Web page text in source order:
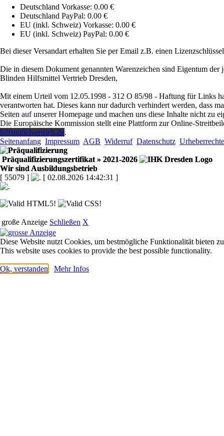
Deutschland Vorkasse: 0.00 €
Deutschland PayPal: 0.00 €
EU (inkl. Schweiz) Vorkasse: 0.00 €
EU (inkl. Schweiz) PayPal: 0.00 €
Bei dieser Versandart erhalten Sie per Email z.B. einen
Die in diesem Dokument genannten Warenzeichen sind Eigentum
Blinden Hilfsmittel Vertrieb Dresden,
Mit einem Urteil vom 12.05.1998 - 312 O 85/98 - Haftung für Links
verantworten hat. Dieses kann nur dadurch verhindert werden, dass
Seiten auf unserer Homepage und machen uns diese Inhalte nicht
Die Europäische Kommission stellt eine Plattform zur Online-
hilfsmittelvertrieb.de.
Seitenanfang Impressum AGB Widerruf Datenschutz Urheberrechte
Präqualifizierungszertifikat » 2021-2026
Wir sind Ausbildungsbetrieb
[ 55079 ]
[ 02.08.2026 14:42:31 ]
große Anzeige Schließen X
Diese Website nutzt Cookies, um bestmögliche Funktionalität bieten
This website uses cookies to provide the best possible functionality.
Ok, verstanden Mehr Infos